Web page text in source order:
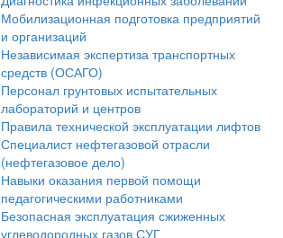
Мобилизационная подготовка предприятий
и организаций
Независимая экспертиза транспортных
средств (ОСАГО)
Персонал грунтовых испытательных
лабораторий и центров
Правила технической эксплуатации лифтов
Специалист нефтегазовой отрасли
(нефтегазовое дело)
Навыки оказания первой помощи
педагогическими работниками
Безопасная эксплуатация сжиженных
углеводородных газов СУГ